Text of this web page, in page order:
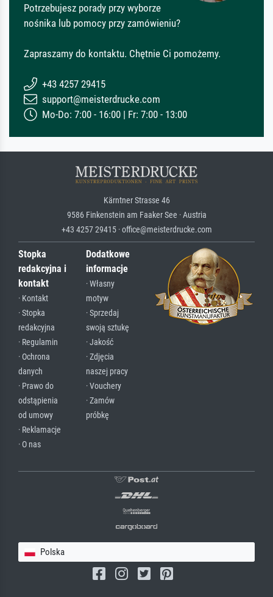
Potrzebujesz porady przy wyborze
nośnika lub pomocy przy zamówieniu?
Zapraszamy do kontaktu. Chętnie Ci pomożemy.
+43 4257 29415
support@meisterdrucke.com
Mo-Do: 7:00 - 16:00 | Fr: 7:00 - 13:00
Kärntner Strasse 46
9586 Finkenstein am Faaker See · Austria
+43 4257 29415 · office@meisterdrucke.com
Stopka
redakcyjna i
kontakt
· Kontakt
· Stopka
redakcyjna
· Regulamin
· Ochrona
danych
· Prawo do
odstąpienia
od umowy
· Reklamacje
· O nas
Dodatkowe
informacje
· Własny
motyw
· Sprzedaj
swoją sztukę
· Jakość
· Zdjęcia
naszej pracy
· Vouchery
· Zamów
próbkę
Polska